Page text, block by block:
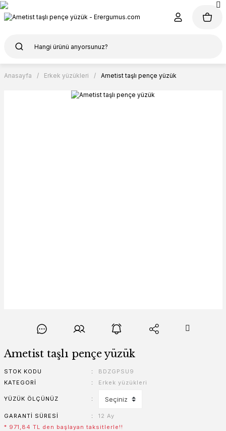
Anasayfa Erkek yüzükleri Ametist taşlı pençe yüzük
Ametist taşlı pençe yüzük
STOK KODU
BDZGPSU9
KATEGORI
Erkek yüzükleri
YÜZÜK ÖLÇÜNÜZ
GARANTI SÜRESI
12 Ay
* 971,84 TL den başlayan taksitlerle!!